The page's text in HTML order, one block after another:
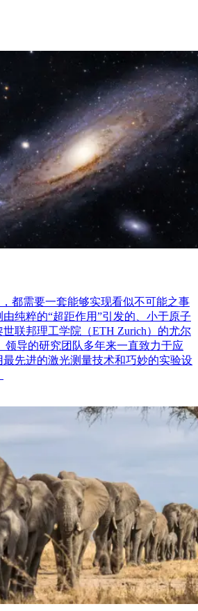
都需要一套能够实现看似不可能之事
纯粹的“超距作用”引发的、小于原子
联邦理工学院（ETH Zurich）的尤尔
领导的研究团队多年来一直致力于应
先进的激光测量技术和巧妙的实验设